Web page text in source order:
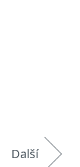
Další